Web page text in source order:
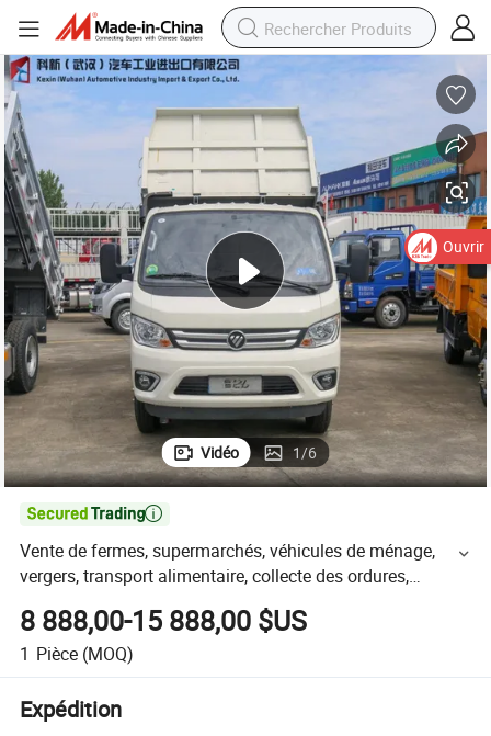
Vidéo 1/6

Vente de fermes, supermarchés, véhicules de ménage,
vergers, transport alimentaire, collecte des ordures,
déménagement, camions légers de 1, 2, et 3 tonnes,
camions-bennes
8 888,00-15 888,00 $US
1 Pièce (MOQ)
Expédition
Ouvrir